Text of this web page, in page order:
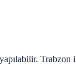
Trabzon